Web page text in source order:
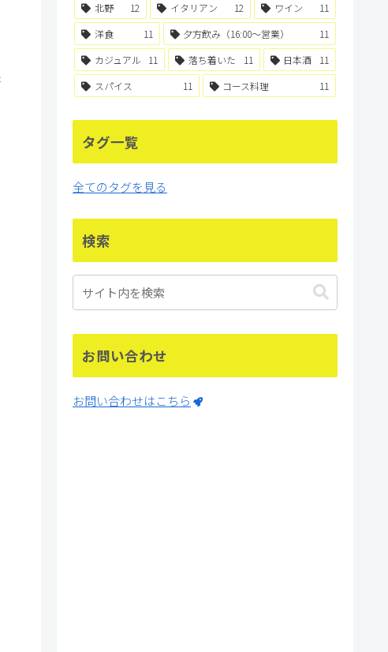
北野
12 イタリアン 12 ワイン
11
洋食
11 夕方飲み（16:00〜営業）
11
カジュアル
11 落ち着いた 11 日本酒
11
スパイス
11 コース料理 11
タグ一覧
全てのタグを見る
検索
お問い合わせ
お問い合わせはこちら